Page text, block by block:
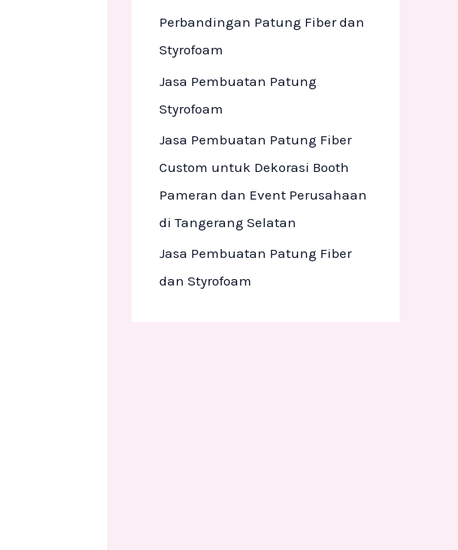
r
:
Perbandingan Patung Fiber dan
Styrofoam
Jasa Pembuatan Patung
Styrofoam
Jasa Pembuatan Patung Fiber
Custom untuk Dekorasi Booth
Pameran dan Event Perusahaan
di Tangerang Selatan
Jasa Pembuatan Patung Fiber
dan Styrofoam